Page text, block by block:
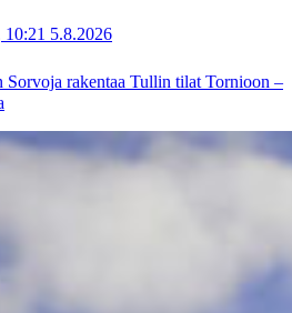
10:21 5.8.2026
Sorvoja rakentaa Tullin tilat Tornioon –